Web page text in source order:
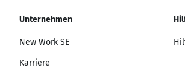
Unternehmen
New Work SE
Karriere